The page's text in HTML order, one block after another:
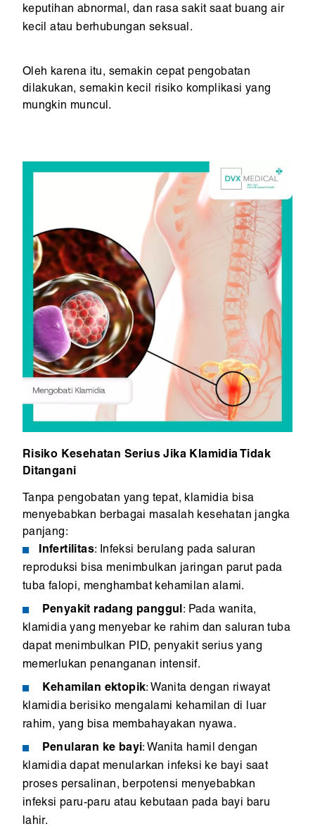
keputihan abnormal, dan rasa sakit saat buang air
kecil atau berhubungan seksual.
Oleh karena itu, semakin cepat pengobatan
dilakukan, semakin kecil risiko komplikasi yang
mungkin muncul.
Risiko Kesehatan Serius Jika Klamidia Tidak
Ditangani
Tanpa pengobatan yang tepat, klamidia bisa
menyebabkan berbagai masalah kesehatan jangka
panjang:
Infertilitas: Infeksi berulang pada saluran
reproduksi bisa menimbulkan jaringan parut pada
tuba falopi, menghambat kehamilan alami.
Penyakit radang panggul: Pada wanita,
klamidia yang menyebar ke rahim dan saluran tuba
dapat menimbulkan PID, penyakit serius yang
memerlukan penanganan intensif.
Kehamilan ektopik: Wanita dengan riwayat
klamidia berisiko mengalami kehamilan di luar
rahim, yang bisa membahayakan nyawa.
Penularan ke bayi: Wanita hamil dengan
klamidia dapat menularkan infeksi ke bayi saat
proses persalinan, berpotensi menyebabkan
infeksi paru-paru atau kebutaan pada bayi baru
lahir.